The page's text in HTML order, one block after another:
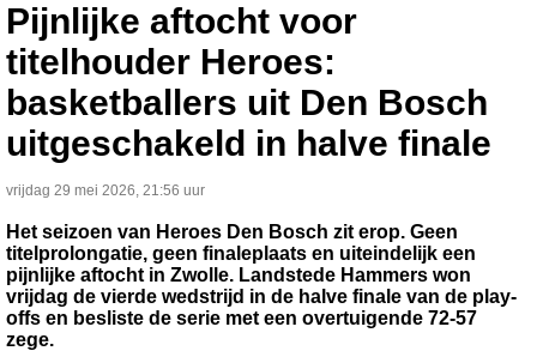
Pijnlijke aftocht voor
titelhouder Heroes:
basketballers uit Den Bosch
uitgeschakeld in halve finale
vrijdag 29 mei 2026, 21:56 uur
Het seizoen van Heroes Den Bosch zit erop. Geen
titelprolongatie, geen finaleplaats en uiteindelijk een
pijnlijke aftocht in Zwolle. Landstede Hammers won
vrijdag de vierde wedstrijd in de halve finale van de play-
offs en besliste de serie met een overtuigende 72-57
zege.